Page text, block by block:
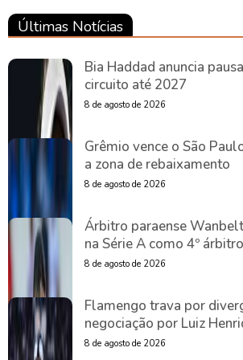
Últimas Notícias
Bia Haddad anuncia
circuito até 2027
8 de agosto de 2026
Grêmio vence o São
a zona de rebaixamento
8 de agosto de 2026
Árbitro paraense
na Série A como 4º árbitro
8 de agosto de 2026
Flamengo trava por
negociação por Luiz
8 de agosto de 2026